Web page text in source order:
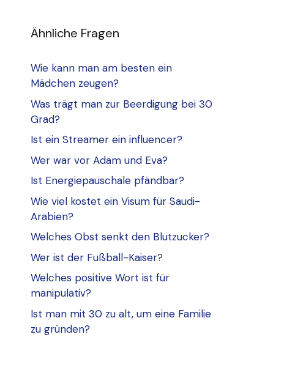
Ähnliche Fragen
Wie kann man am besten ein
Mädchen zeugen?
Was trägt man zur Beerdigung bei 30
Grad?
Ist ein Streamer ein influencer?
Wer war vor Adam und Eva?
Ist Energiepauschale pfändbar?
Wie viel kostet ein Visum für Saudi-
Arabien?
Welches Obst senkt den Blutzucker?
Wer ist der Fußball-Kaiser?
Welches positive Wort ist für
manipulativ?
Ist man mit 30 zu alt, um eine Familie
zu gründen?